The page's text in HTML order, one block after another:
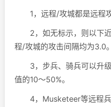
1，远程/攻城都是远程攻
2，如无标示，则以下近
程/攻城的攻击间隔均为3.0。
3，步兵、骑兵可以升级
值的10～50%。
4，Musketeer等远程兵